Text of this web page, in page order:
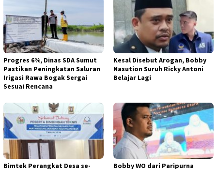
Progres 6%, Dinas SDA Sumut
Pastikan Peningkatan Saluran
Irigasi Rawa Bogak Sergai
Sesuai Rencana
Kesal Disebut Arogan, Bobby
Nasution Suruh Ricky Antoni
Belajar Lagi
Bimtek Perangkat Desa se-
Bobby WO dari Paripurna